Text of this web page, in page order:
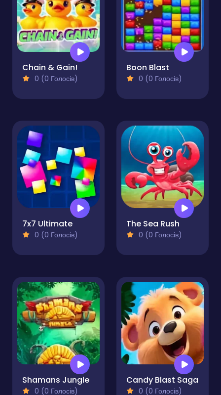
Chain & Gain!
0 (0 Голосів)
Boon Blast
0 (0 Голосів)
7x7 Ultimate
0 (0 Голосів)
The Sea Rush
0 (0 Голосів)
Shamans Jungle
0 (0 Голосів)
Candy Blast Saga
0 (0 Голосів)